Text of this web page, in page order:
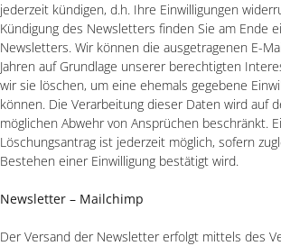
jederzeit kündigen, d.h. Ihre Einwilligungen
Kündigung des Newsletters finden Sie am Ende
Newsletters. Wir können die ausgetragenen E-
Jahren auf Grundlage unserer berechtigten
wir sie löschen, um eine ehemals gegebene
können. Die Verarbeitung dieser Daten wird auf
möglichen Abwehr von Ansprüchen beschränkt.
Löschungsantrag ist jederzeit möglich, sofern
Bestehen einer Einwilligung bestätigt wird.
Newsletter – Mailchimp
Der Versand der Newsletter erfolgt mittels des